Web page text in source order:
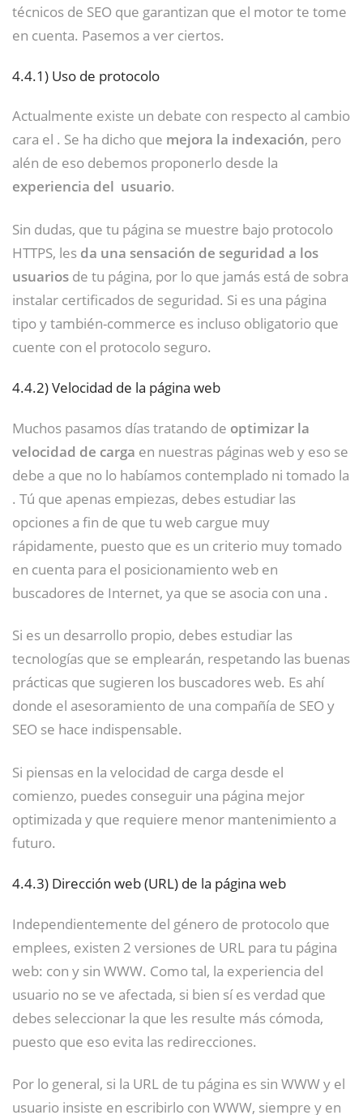
técnicos de SEO que garantizan que el motor te tome
en cuenta. Pasemos a ver ciertos.
4.4.1) Uso de protocolo
Actualmente existe un debate con respecto al cambio
cara el . Se ha dicho que mejora la indexación, pero
alén de eso debemos proponerlo desde la
experiencia del usuario.
Sin dudas, que tu página se muestre bajo protocolo
HTTPS, les da una sensación de seguridad a los
usuarios de tu página, por lo que jamás está de sobra
instalar certificados de seguridad. Si es una página
tipo y también-commerce es incluso obligatorio que
cuente con el protocolo seguro.
4.4.2)Velocidad de la página web
Muchos pasamos días tratando de optimizar la
velocidad de carga en nuestras páginas web y eso se
debe a que no lo habíamos contemplado ni tomado la
. Tú que apenas empiezas, debes estudiar las
opciones a fin de que tu web cargue muy
rápidamente, puesto que es un criterio muy tomado
en cuenta para el posicionamiento web en
buscadores de Internet, ya que se asocia con una .
Si es un desarrollo propio, debes estudiar las
tecnologías que se emplearán, respetando las buenas
prácticas que sugieren los buscadores web. Es ahí
donde el asesoramiento de una compañía de SEO y
SEO se hace indispensable.
Si piensas en la velocidad de carga desde el
comienzo, puedes conseguir una página mejor
optimizada y que requiere menor mantenimiento a
futuro.
4.4.3) Dirección web (URL) de la página web
Independientemente del género de protocolo que
emplees, existen 2 versiones de URL para tu página
web: con y sin WWW. Como tal, la experiencia del
usuario no se ve afectada, si bien sí es verdad que
debes seleccionar la que les resulte más cómoda,
puesto que eso evita las redirecciones.
Por lo general, si la URL de tu página es sin WWW y el
usuario insiste en escribirlo con WWW, siempre y en